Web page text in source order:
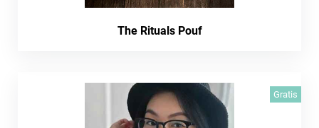
The Rituals Pouf
Gratis